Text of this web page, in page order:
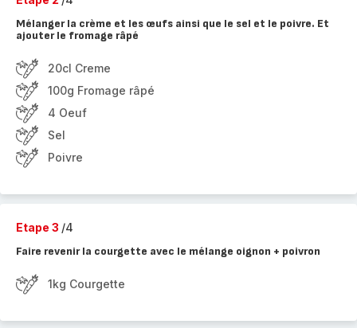
Mélanger la crème et les œufs ainsi que le sel et le poivre. Et
ajouter le fromage râpé
20cl Creme
100g Fromage râpé
4 Oeuf
Sel
Poivre
Etape 3 /4
Faire revenir la courgette avec le mélange oignon + poivron
1kg Courgette